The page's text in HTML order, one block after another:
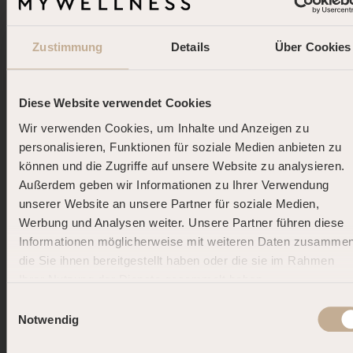
Zustimmung Details Über Cookies
Diese Website verwendet Cookies
Wir verwenden Cookies, um Inhalte und Anzeigen zu
personalisieren, Funktionen für soziale Medien anbieten zu
können und die Zugriffe auf unsere Website zu analysieren.
Außerdem geben wir Informationen zu Ihrer Verwendung
unserer Website an unsere Partner für soziale Medien,
Werbung und Analysen weiter. Unsere Partner führen diese
Informationen möglicherweise mit weiteren Daten
die Sie ihnen bereitgestellt haben oder die sie im Rahmen
Notwendig